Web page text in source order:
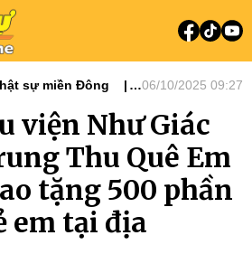
sự miền Đông
06/10/2025 09:27
viện Như Giác
Thu Quê Em
tặng 500 phần
em tại địa